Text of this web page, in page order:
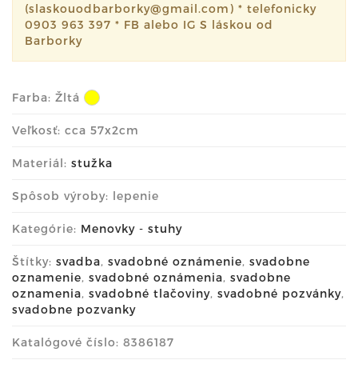
(slaskouodbarborky@gmail.com) * telefonicky
0903 963 397 * FB alebo IG S láskou od
Barborky
Farba: Žltá
Veľkosť: cca 57x2cm
Materiál: stužka
Spôsob výroby: lepenie
Kategórie: Menovky - stuhy
Štítky: svadba, svadobné oznámenie, svadobne
oznamenie, svadobné oznámenia, svadobne
oznamenia, svadobné tlačoviny, svadobné pozvánky,
svadobne pozvanky
Katalógové číslo: 8386187